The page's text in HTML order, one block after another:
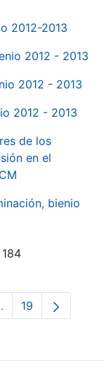
2012-2013
2012 - 2013
2012 - 2013
2012 - 2013
de los
en el
bienio
TAB para
Página
19